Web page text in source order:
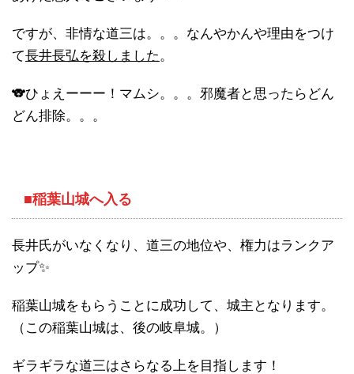
ですが、非情な道三は。。。なんやかんや理由をつけ
て長井長弘を殺しました 。
🐨ひょえーーー！マムシ。。。邪魔者と思ったらどん
どん排除。。。
■稲葉山城へ入る
長井氏がいなくなり、道三の地位や、権力はランクア
ップ✨
稲葉山城をもらうことに成功して、城主となります。
（この稲葉山城は、後の岐阜城。）
ギラギラな道三はさらなる上を目指します！